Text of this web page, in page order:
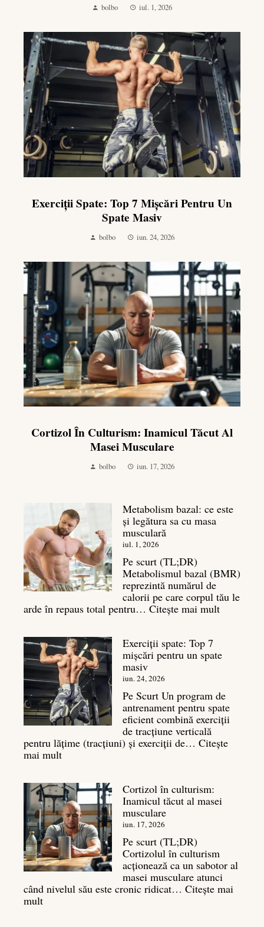
bolbo iul. 1, 2026
Exerciții Spate: Top 7 Mișcări Pentru Un
Spate Masiv
bolbo iun. 24, 2026
Cortizol În Culturism: Inamicul Tăcut Al
Masei Musculare
bolbo iun. 17, 2026
Metabolism bazal: ce este
și legătura sa cu masa
musculară
iul. 1, 2026
Pe scurt (TL;DR)
Metabolismul bazal (BMR)
reprezintă numărul de
calorii pe care corpul tău le
arde în repaus total pentru… Citește mai mult:
este
sa
cu
masa
musculară
Exerciții spate: Top 7
mișcări pentru un spate
masiv
iun. 24, 2026
Pe Scurt Un program de
antrenament pentru spate
eficient combină exerciții
de tracțiune verticală
pentru lățime (tracțiuni) și exerciții de… Citește
mai mult:
Top
7
mișcări
pentru
un
spate
masiv
Cortizol în culturism:
Inamicul tăcut al masei
musculare
iun. 17, 2026
Pe scurt (TL;DR)
Cortizolul în culturism
acționează ca un sabotor al
masei musculare atunci
când nivelul său este cronic ridicat… Citește mai
mult: